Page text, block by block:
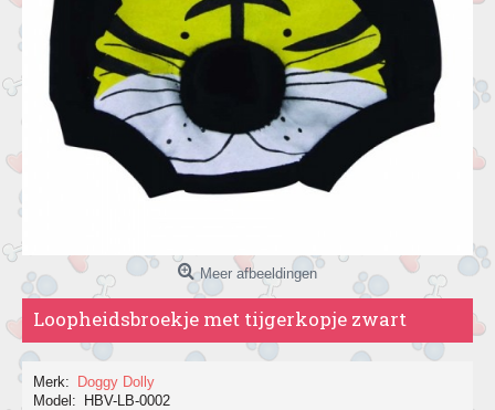
Meer afbeeldingen
Loopheidsbroekje met tijgerkopje zwart
Merk:
Doggy Dolly
Model:
HBV-LB-0002